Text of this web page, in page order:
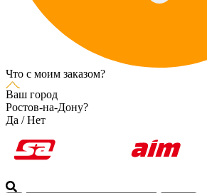
Что с моим заказом?
Ваш город
Ростов-на-Дону?
Да /Нет